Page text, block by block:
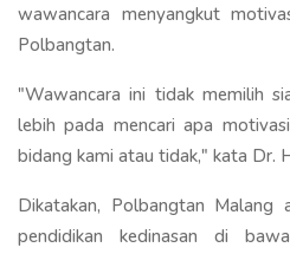
wawancara menyangkut
Polbangtan.
"Wawancara ini tidak memilih
lebih pada mencari apa
bidang kami atau tidak," kata Dr.
Dikatakan, Polbangtan Malang
pendidikan kedinasan di